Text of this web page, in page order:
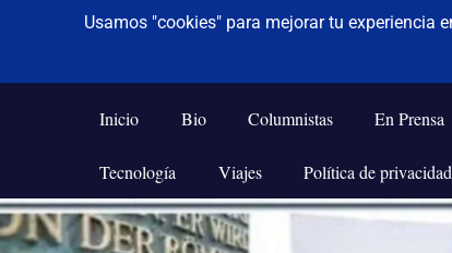
Saltar
al
De todo un poco
Frases,
Humor,
Tecnología
y
Viajes
Inicio Bio Columnistas En Prensa
Tecnología Viajes Política de privacidad